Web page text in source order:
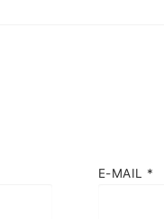
E-MAIL *